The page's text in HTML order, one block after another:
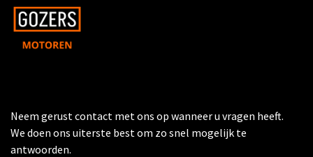
Neem gerust contact met ons op wanneer u vragen heeft.
We doen ons uiterste best om zo snel mogelijk te
antwoorden.